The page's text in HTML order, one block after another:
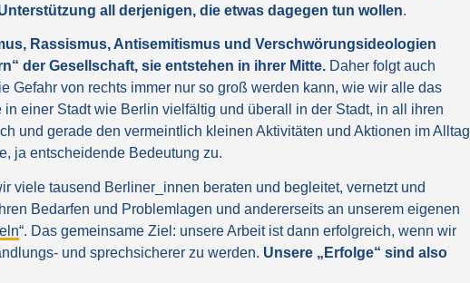
all derjenigen, die etwas dagegen tun wollen
Rassismus, Antisemitismus und Verschwörungsideologien
der Gesellschaft, sie entstehen in ihrer Mitte. Daher folgt auch
Gefahr von rechts immer nur so groß werden kann, wie wir alle das
einer Stadt wie Berlin vielfältig und überall in der Stadt, in all ihren
und gerade den vermeintlich kleinen Aktivitäten und Aktionen im Alltag
ja entscheidende Bedeutung zu.
viele tausend Berliner_innen beraten und begleitet, vernetzt und
Bedarfen und Problemlagen und andererseits an unserem eigenen
“. Das gemeinsame Ziel: unsere Arbeit ist dann erfolgreich, wenn wir
und sprechsicherer zu werden. Unsere „Erfolge“ sind also